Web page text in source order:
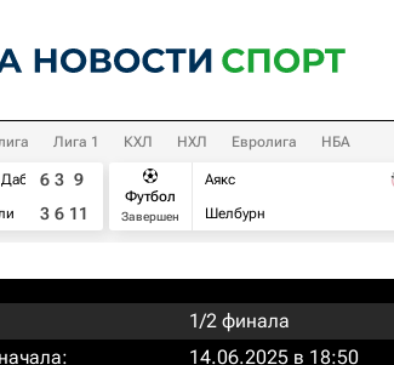
Лига 1 КХЛ НХЛ Евролига НБА
Дабровски
6 3 9
3 6 11
Футбол
Завершен
Аякс
Шелбурн
1/2 финала
14.06.2025 в 18:50